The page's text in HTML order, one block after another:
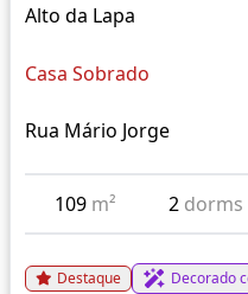
Alto da Lapa
Casa Sobrado
Rua Mário Jorge
109 m² 2 dorms
Destaque Decorado